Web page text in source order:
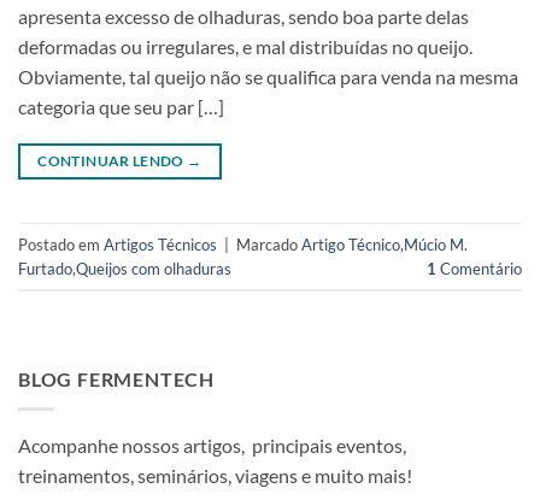
apresenta excesso de olhaduras, sendo boa parte delas
deformadas ou irregulares, e mal distribuídas no queijo.
Obviamente, tal queijo não se qualifica para venda na mesma
categoria que seu par […]
CONTINUAR LENDO →
Postado em Artigos Técnicos MarcadoArtigo Técnico,Múcio M.
Furtado,Queijos com olhaduras 1 Comentário
BLOG FERMENTECH
Acompanhe nossos artigos, principais eventos,
treinamentos, seminários, viagens e muito mais!